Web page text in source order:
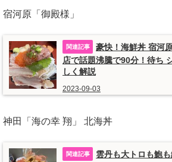
宿河原「御殿様」
豪快！海鮮丼 宿河
店で話題沸騰で90分！待ち
しく解説
2023-09-03
神田「海の幸 翔」 北海丼
雲丹も大トロも鮑